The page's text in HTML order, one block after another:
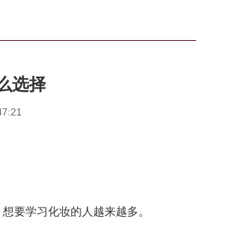
选择
要学习化妆的人越来越多。